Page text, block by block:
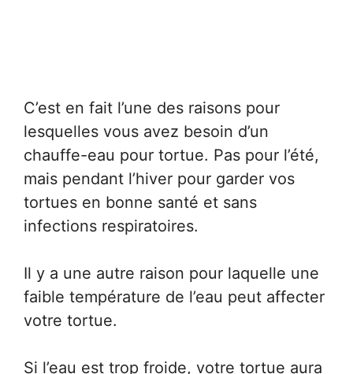
C’est en fait l’une des raisons pour
lesquelles vous avez besoin d’un
chauffe-eau pour tortue. Pas pour l’été,
mais pendant l’hiver pour garder vos
tortues en bonne santé et sans
infections respiratoires.
Il y a une autre raison pour laquelle une
faible température de l’eau peut affecter
votre tortue.
Si l’eau est trop froide, votre tortue aura